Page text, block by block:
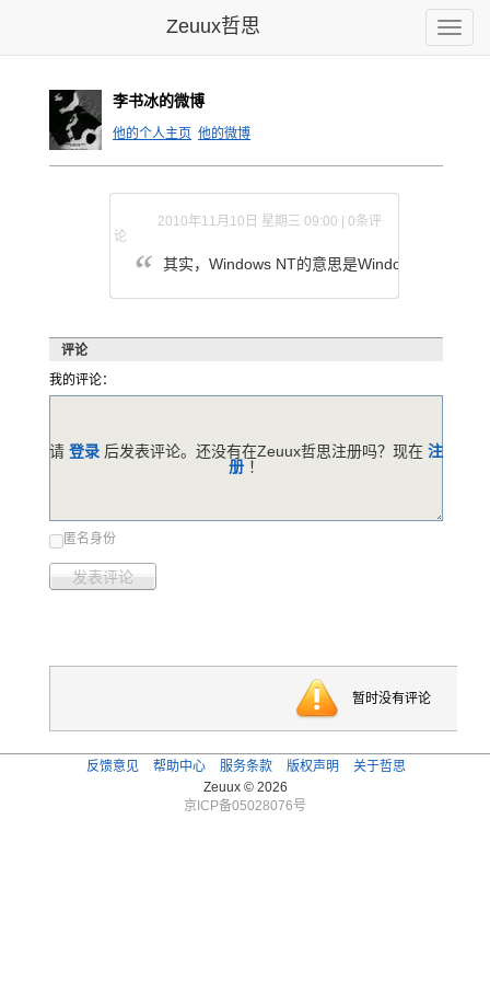
Toggle
Zeuux哲思
李书冰的微博
他的个人主页 他的微博
2010年11月10日 星期三 09:00 | 0条评
论
其实，Windows NT的意思是Windows？N
评论
我的评论：
匿名身份
发表评论
请 登录 后发表评论。还没有在Zeuux哲思注册吗？现在 注
册 ！
暂时没有评论
反馈意见 帮助中心 服务条款 版权声明
关于哲思
Zeuux © 2026
京ICP备05028076号